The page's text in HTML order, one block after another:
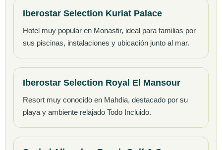
Iberostar Selection Kuriat Palace
Hotel muy popular en Monastir, ideal para familias por
sus piscinas, instalaciones y ubicación junto al mar.
Iberostar Selection Royal El Mansour
Resort muy conocido en Mahdia, destacado por su
playa y ambiente relajado Todo Incluido.